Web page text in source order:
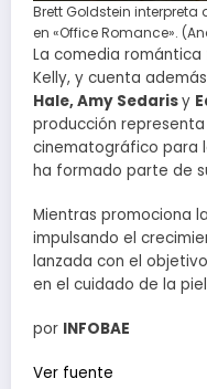
Brett Goldstein interpreta
en «Office Romance».
La comedia
Kelly, y cuenta
Hale, Amy Sedarisy
producción
cinematográfico para
ha formado parte de
Mientras promociona
impulsando el
lanzada con el
en el cuidado de la
por INFOBAE
Ver fuente